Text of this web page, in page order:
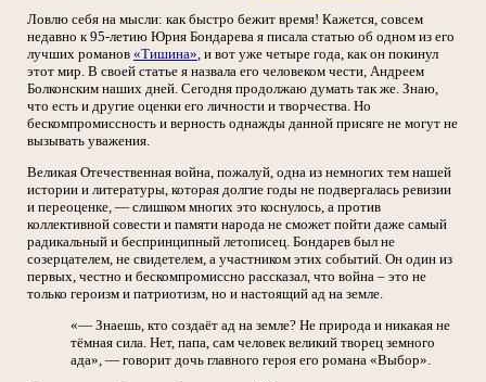
Ловлю себя на мысли: как быстро бежит время! Кажется, совсем
недавно к 95-летию Юрия Бондарева я писала статью об одном из его
лучших романов «Тишина», и вот уже четыре года, как он покинул
этот мир. В своей статье я назвала его человеком чести, Андреем
Болконским наших дней. Сегодня продолжаю думать так же. Знаю,
что есть и другие оценки его личности и творчества. Но
бескомпромиссность и верность однажды данной присяге не могут не
вызывать уважения.
Великая Отечественная война, пожалуй, одна из немногих тем нашей
истории и литературы, которая долгие годы не подвергалась ревизии
и переоценке, — слишком многих это коснулось, а против
коллективной совести и памяти народа не сможет пойти даже самый
радикальный и беспринципный летописец. Бондарев был не
созерцателем, не свидетелем, а участником этих событий. Он один из
первых, честно и бескомпромиссно рассказал, что война – это не
только героизм и патриотизм, но и настоящий ад на земле.
«— Знаешь, кто создаёт ад на земле? Не природа и никакая не
тёмная сила. Нет, папа, сам человек великий творец земного
ада», — говорит дочь главного героя его романа «Выбор».